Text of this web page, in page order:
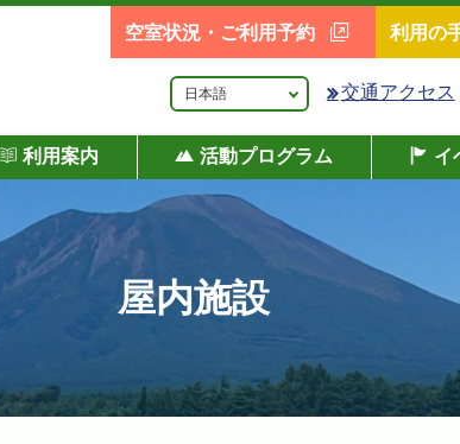
空室状況・ご利用予約 利用の
交通アクセス
利用案内 活動プログラム イ
屋内施設